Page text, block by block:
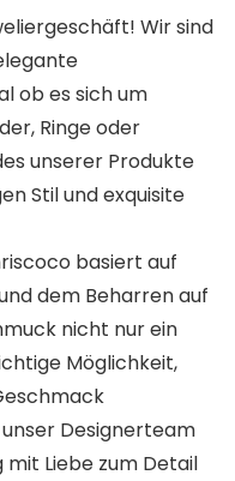
Wir sind
ob es sich um
Ringe oder
unserer Produkte
Stil und exquisite
basiert auf
dem Beharren auf
nicht nur ein
Möglichkeit,
Designerteam
Liebe zum Detail